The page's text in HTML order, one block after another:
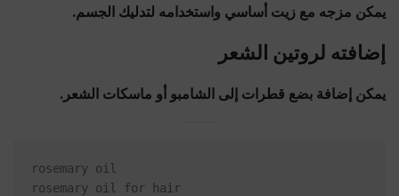
يمكن مزجه مع زيت أساسي واستخدامه لتدليك الجسم.
إضافته لروتين الشعر
يمكن إضافة بضع قطرات إلى الشامبو أو ماسكات الشعر.
rosemary oil
rosemary oil for hair